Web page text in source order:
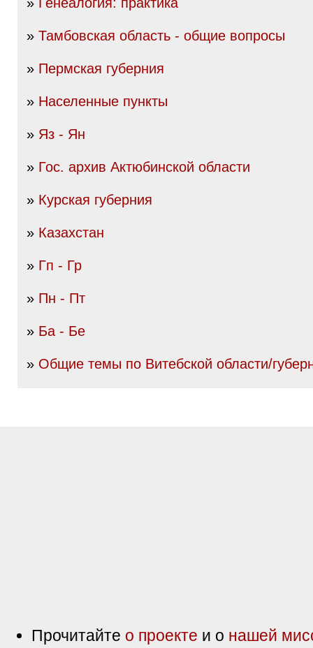
» Тамбовская область - общие вопросы
» Пермская губерния
» Населенные пункты
» Яз - Ян
» Гос. архив Актюбинской области
» Курская губерния
» Казахстан
» Гп - Гр
» Пн - Пт
» Ба - Бе
» Общие темы по Витебской области/
Прочитайте о проекте и о нашей